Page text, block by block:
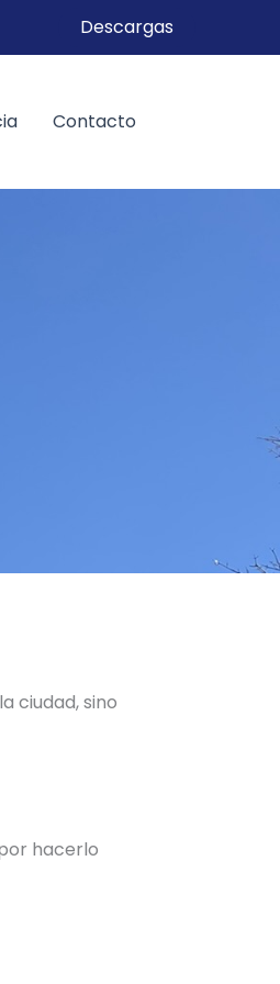
Descargas
Contacto
ciudad, sino
hacerlo